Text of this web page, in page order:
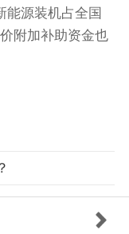
能源装机占全国
附加补助资金也